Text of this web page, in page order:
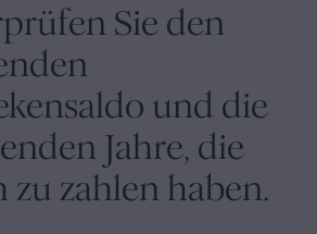
Sie den
und die
Jahre, die
zu zahlen haben.